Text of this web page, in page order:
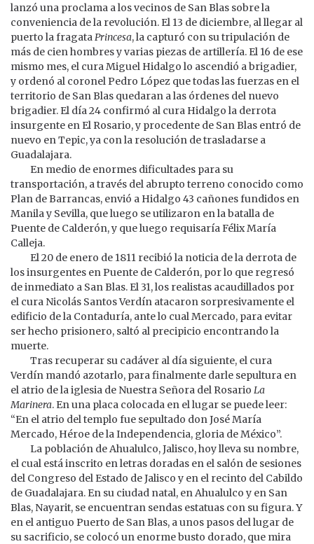
lanzó una proclama a los vecinos de San Blas sobre la
conveniencia de la revolución. El 13 de diciembre, al llegar al
puerto la fragataPrincesa, la capturó con su tripulación de
más de cien hombres y varias piezas de artillería. El 16 de ese
mismo mes, el cura Miguel Hidalgo lo ascendió a brigadier,
y ordenó al coronel Pedro López que todas las fuerzas en el
territorio de San Blas quedaran a las órdenes del nuevo
brigadier. El día 24 confirmó al cura Hidalgo la derrota
insurgente en El Rosario, y procedente de San Blas entró de
nuevo en Tepic, ya con la resolución de trasladarse a
Guadalajara.
En medio de enormes dificultades para su
transportación, a través del abrupto terreno conocido como
Plan de Barrancas, envió a Hidalgo 43 cañones fundidos en
Manila y Sevilla, que luego se utilizaron en la batalla de
Puente de Calderón, y que luego requisaría Félix María
Calleja.
El 20 de enero de 1811 recibió la noticia de la derrota de
los insurgentes en Puente de Calderón, por lo que regresó
de inmediato a San Blas. El 31, los realistas acaudillados por
el cura Nicolás Santos Verdín atacaron sorpresivamente el
edificio de la Contaduría, ante lo cual Mercado, para evitar
ser hecho prisionero, saltó al precipicio encontrando la
muerte.
Tras recuperar su cadáver al día siguiente, el cura
Verdín mandó azotarlo, para finalmente darle sepultura en
el atrio de la iglesia de Nuestra Señora del Rosario La
Marinera. En una placa colocada en el lugar se puede leer:
“En el atrio del templo fue sepultado don José María
Mercado, Héroe de la Independencia, gloria de México”.
La población de Ahualulco, Jalisco, hoy lleva su nombre,
el cual está inscrito en letras doradas en el salón de sesiones
del Congreso del Estado de Jalisco y en el recinto del Cabildo
de Guadalajara. En su ciudad natal, en Ahualulco y en San
Blas, Nayarit, se encuentran sendas estatuas con su figura. Y
en el antiguo Puerto de San Blas, a unos pasos del lugar de
su sacrificio, se colocó un enorme busto dorado, que mira